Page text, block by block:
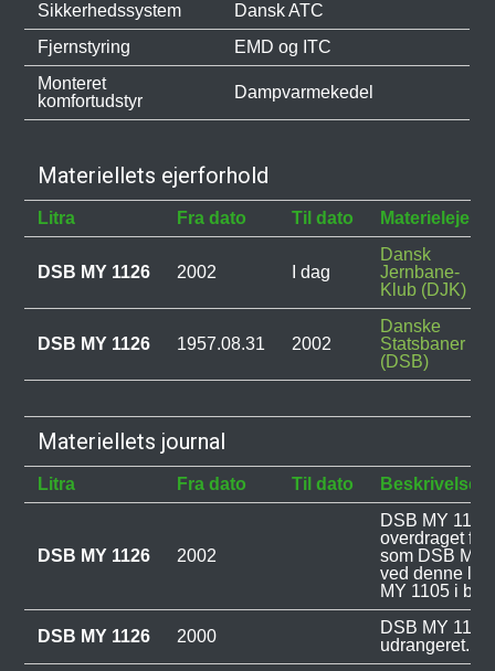
Sikkerhedssystem
Dansk ATC
Fjernstyring
EMD og ITC
Monteret
komfortudstyr
Dampvarmekedel
Materiellets ejerforhold
Litra Fra dato Til dato Materielejer
DSB MY 1126 2002 I dag
Dansk
Jernbane-
Klub (DJK)
DSB MY 1126 1957.08.31 2002
Danske
Statsbaner
(DSB)
Materiellets journal
Litra Fra dato Til dato Beskrivelse
DSB MY 1126 2002
DSB MY
overdraget
som DSB MY
ved denne
MY 1105 i
DSB MY 1126 2000
DSB MY
udrangeret.